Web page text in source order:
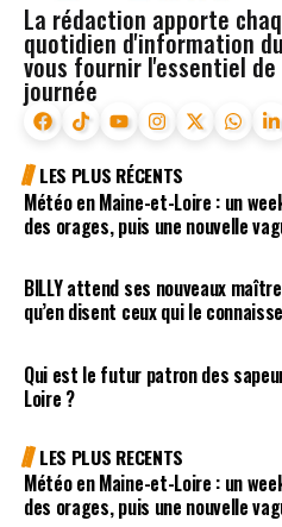
La rédaction apporte
quotidien d'information
vous fournir l'essentiel
journée
LES PLUS RÉCENTS
Météo en Maine-et-Loire : un
des orages, puis une nouvelle
BILLY attend ses nouveaux
qu’en disent ceux qui le
Qui est le futur patron des
Loire ?
LES PLUS RECENTS
Météo en Maine-et-Loire : un
des orages, puis une nouvelle